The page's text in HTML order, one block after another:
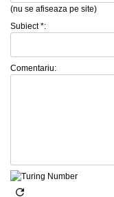
(nu se afiseaza pe site)
Subiect *:
Comentariu: